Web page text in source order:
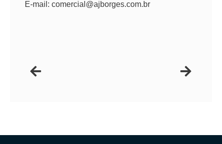
E-mail: comercial@ajborges.com.br